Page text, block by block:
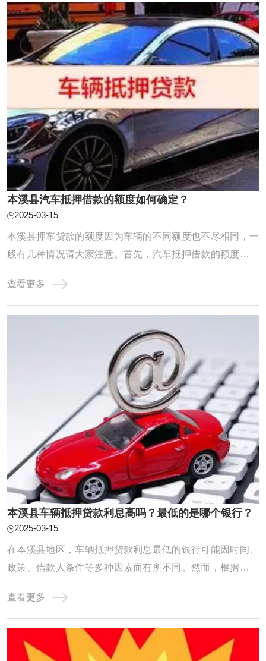
明。此外，银行流水记录和车辆相关的证件，如 ...
本溪县汽车抵押借款的额度如何确定？
2025-03-15
本溪县押车贷款的额度因为车辆的不同额度也不尽相同，一
般有几种情况请大家注意。首先，汽车抵押借款的额度与汽
也就相应越高，但通常不会超过汽车自身的价值。在评估汽
车价值时，会综合考虑车辆的品牌、车况以及市场需求等多
查看更多
本溪县车辆抵押贷款利息高吗？最低的是哪个银行？
2025-03-15
在本溪县地区，车辆抵押贷款利息最低的银行可能因时间、
政策、借款人条件等多种因素而有所不同。然而，根据目前
在本溪县地区提供的抵押贷款利息相对较低。本溪县车辆抵
押贷款是很多人喜欢的贷款方式之一，因为比信用贷款简单
多了。但是大多数人不知道利率问题，那么汽 ...
查看更多